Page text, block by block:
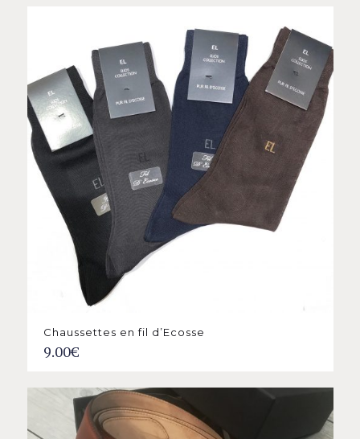
Chaussettes en fil d’Ecosse
9.00€